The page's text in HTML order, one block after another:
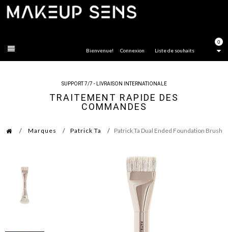
0
Liste de souhaits
Bienvenue! Connexion
SUPPORT 7/7 - LIVRAISON INTERNATIONALE
TRAITEMENT RAPIDE DES
COMMANDES
Marques Patrick Ta Patrick Ta Dual Ended Foundation Brush